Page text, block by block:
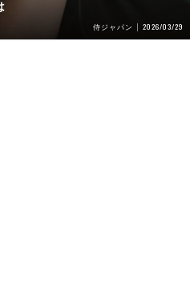
侍ジャパン 2026/03/29